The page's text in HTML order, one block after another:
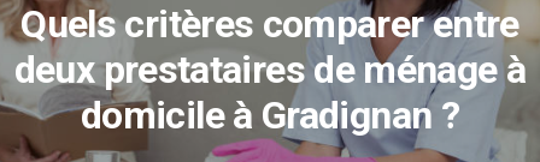
Quels critères comparer entre
deux prestataires de ménage à
domicile à Gradignan ?